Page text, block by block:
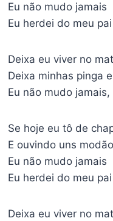
Eu não mudo jamais
Eu herdei do meu pai
Deixa eu viver no
Deixa minhas pinga
Eu não mudo
Se hoje eu tô de
E ouvindo uns
Eu não mudo jamais
Eu herdei do meu pai
Deixa eu viver no